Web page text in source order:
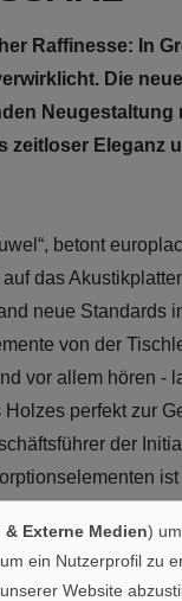
Raffinesse: In
Die
Neugestaltung
zeitloser Eleganz
betont
das
neue Standards
von der
vor allem hören -
perfekt zur
der
Externe Medien)
ein Nutzerprofil zu
Website